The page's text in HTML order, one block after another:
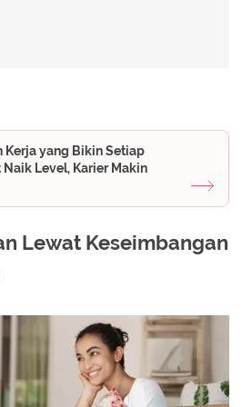
Kerja yang Bikin Setiap
Level, Karier Makin
Lewat Keseimbangan